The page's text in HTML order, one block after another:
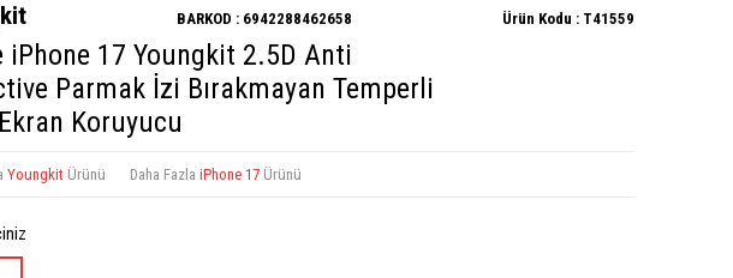
BARKOD : 6942288462658 Ürün Kodu : T41559
iPhone 17 Youngkit 2.5D Anti
Parmak İzi Bırakmayan Temperli
Koruyucu
Youngkit Ürünü Daha Fazla iPhone 17 Ürünü